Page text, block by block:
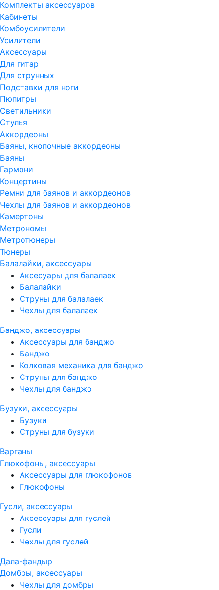
Комплекты аксессуаров
Кабинеты
Комбоусилители
Усилители
Аксессуары
Для гитар
Для струнных
Подставки для ноги
Пюпитры
Светильники
Стулья
Аккордеоны
Баяны, кнопочные аккордеоны
Баяны
Гармони
Концертины
Ремни для баянов и аккордеонов
Чехлы для баянов и аккордеонов
Камертоны
Метрономы
Метротюнеры
Тюнеры
Балалайки, аксессуары
Аксесуары для балалаек
Балалайки
Струны для балалаек
Чехлы для балалаек
Банджо, аксессуары
Аксессуары для банджо
Банджо
Колковая механика для банджо
Струны для банджо
Чехлы для банджо
Бузуки, аксессуары
Бузуки
Струны для бузуки
Варганы
Глюкофоны, аксессуары
Аксессуары для глюкофонов
Глюкофоны
Гусли, аксессуары
Аксессуары для гуслей
Гусли
Чехлы для гуслей
Дала-фандыр
Домбры, аксессуары
Чехлы для домбры